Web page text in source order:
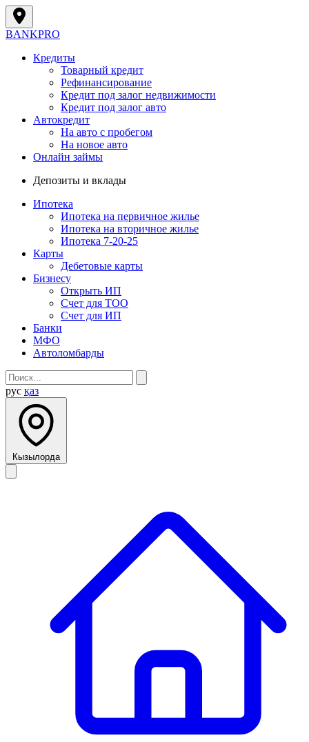
BANKPRO
Кредиты
Товарный кредит
Рефинансирование
Кредит под залог недвижимости
Кредит под залог авто
Автокредит
На авто с пробегом
На новое авто
Онлайн займы
Депозиты и вклады
Ипотека
Ипотека на первичное жилье
Ипотека на вторичное жилье
Ипотека 7-20-25
Карты
Дебетовые карты
Бизнесу
Открыть ИП
Cчет для ТОО
Счет для ИП
Банки
МФО
Автоломбарды
рус қаз
Кызылорда